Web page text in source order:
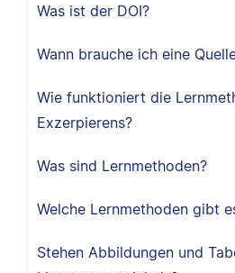
Was ist der DOI?
Wann brauche ich eine
Wie funktioniert die
Exzerpierens?
Was sind Lernmethoden?
Welche Lernmethoden gibt
Stehen Abbildungen und